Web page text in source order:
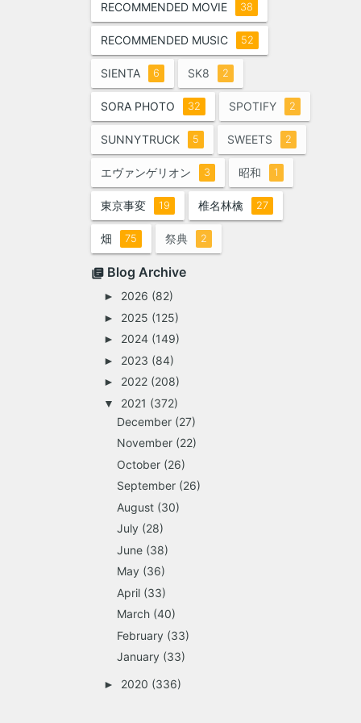
RECOMMENDED MOVIE 38
RECOMMENDED MUSIC 52
SIENTA 6 SK8 2
SORA PHOTO 32 SPOTIFY 2
SUNNYTRUCK 5 SWEETS 2
エヴァンゲリオン 3 昭和 1
東京事変 19 椎名林檎 27
畑 75 祭典 2
Blog Archive
► 2026 (82)
► 2025 (125)
► 2024 (149)
► 2023 (84)
► 2022 (208)
▼ 2021 (372)
December (27)
November (22)
October (26)
September (26)
August (30)
July (28)
June (38)
May (36)
April (33)
March (40)
February (33)
January (33)
► 2020 (336)